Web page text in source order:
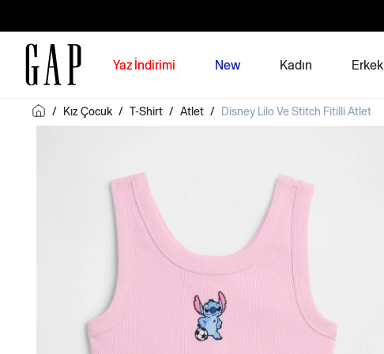
Yaz İndirimi New Kadın Erkek
/ Kız Çocuk / T-Shirt / Atlet / Disney Lilo Ve Stitch Fitilli Atlet